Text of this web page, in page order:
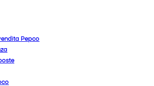
Pepco